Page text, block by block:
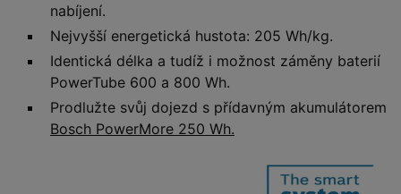
nabíjení.
Nejvyšší energetická hustota: 205 Wh/kg.
Identická délka a tudíž i možnost záměny baterií
PowerTube 600 a 800 Wh.
Prodlužte svůj dojezd s přídavným akumulátorem
Bosch PowerMore 250 Wh.